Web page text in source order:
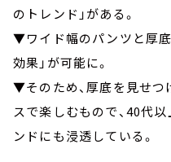
のトレンド」がある。
▼ワイド幅のパンツと厚底
効果」が可能に。
▼そのため、厚底を見せつ
スで楽しむもので、40代
ンドにも浸透している。